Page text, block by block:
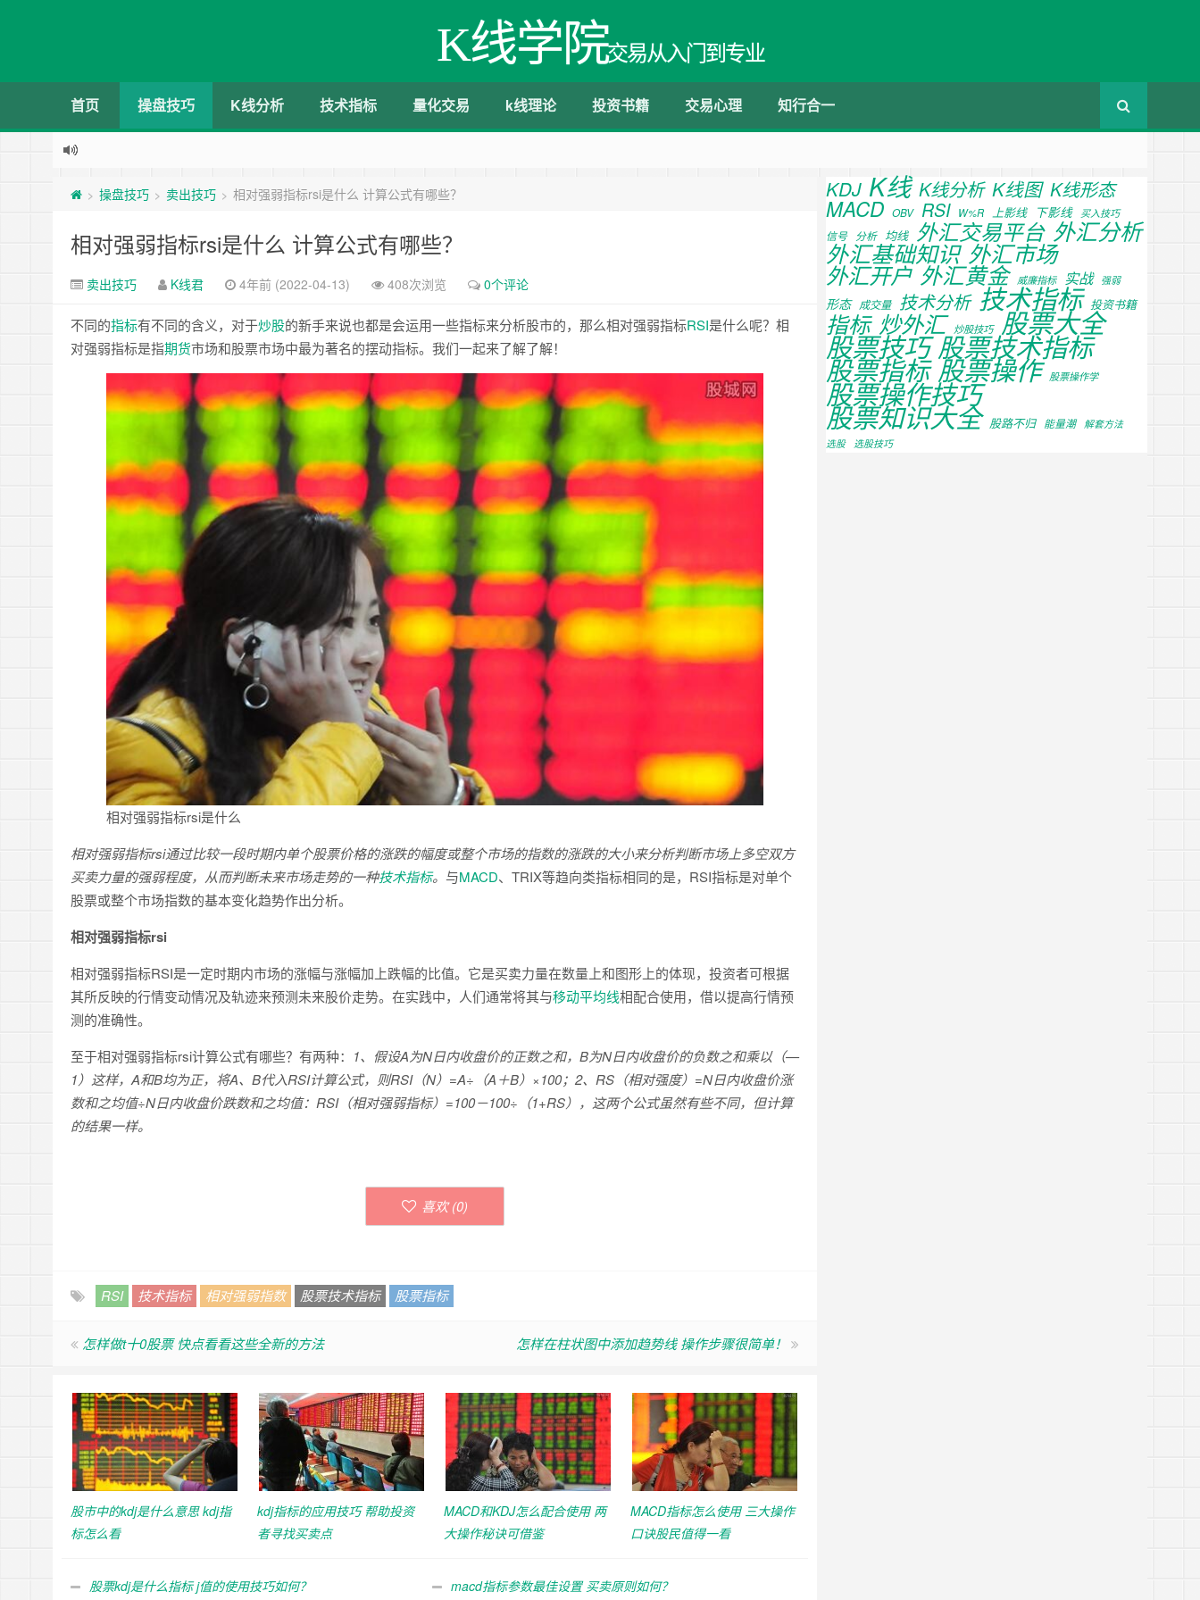
K线学院交易从入门到专业
首页 操盘技巧 K线分析 技术指标 量化交易 k线理论 投资书籍 交易心理 知行合一
> 操盘技巧 > 卖出技巧 > 相对强弱指标rsi是什么 计算公式有哪些？
相对强弱指标rsi是什么 计算公式有哪些？
卖出技巧 K线君 4年前 (2022-04-13) 408次浏览 0个评论
不同的指标有不同的含义，对于炒股的新手来说也都是会运用一些指标来分析股市的，那么相对强弱指标RSI是什么呢？相
对强弱指标是指期货市场和股票市场中最为著名的摆动指标。我们一起来了解了解！
相对强弱指标rsi是什么
相对强弱指标rsi通过比较一段时期内单个股票价格的涨跌的幅度或整个市场的指数的涨跌的大小来分析判断市场上多空双方
买卖力量的强弱程度，从而判断未来市场走势的一种技术指标。 与MACD、TRIX等趋向类指标相同的是，RSI指标是对单个
股票或整个市场指数的基本变化趋势作出分析。
相对强弱指标rsi
相对强弱指标RSI是一定时期内市场的涨幅与涨幅加上跌幅的比值。它是买卖力量在数量上和图形上的体现，投资者可根据
其所反映的行情变动情况及轨迹来预测未来股价走势。在实践中，人们通常将其与移动平均线相配合使用，借以提高行情预
测的准确性。
至于相对强弱指标rsi计算公式有哪些？有两种： 1、假设A为N日内收盘价的正数之和，B为N日内收盘价的负数之和乘以（—
1）这样，A和B均为正，将A、B代入RSI计算公式，则RSI（N）=A÷（A＋B）×100；2、RS（相对强度）=N日内收盘价涨
数和之均值÷N日内收盘价跌数和之均值：RSI（相对强弱指标）=100－100÷（1+RS），这两个公式虽然有些不同，但计算
的结果一样。
喜欢 (0)
RSI 技术指标 相对强弱指数 股票技术指标 股票指标
怎样做t十0股票 快点看看这些全新的方法 怎样在柱状图中添加趋势线 操作步骤很简单！
股市中的kdj是什么意思 kdj指
标怎么看
kdj指标的应用技巧 帮助投资
者寻找买卖点
MACD和KDJ怎么配合使用 两
大操作秘诀可借鉴
MACD指标怎么使用 三大操作
口诀股民值得一看
股票kdj是什么指标 j值的使用技巧如何？ macd指标参数最佳设置 买卖原则如何？
KDJ K线 K线分析 K线图 K线形态
MACD OBV RSI W%R 上影线 下影线 买入技巧
信号 分析 均线 外汇交易平台 外汇分析
外汇基础知识 外汇市场
外汇开户 外汇黄金 威廉指标 实战 强弱
形态 成交量 技术分析 技术指标 投资书籍
指标 炒外汇 炒股技巧 股票大全
股票技巧 股票技术指标
股票指标 股票操作 股票操作学
股票操作技巧
股票知识大全 股路不归 能量潮 解套方法
选股
选股技巧